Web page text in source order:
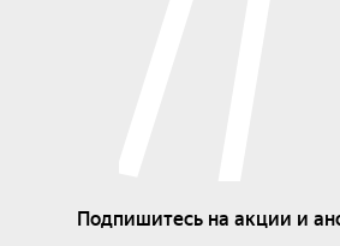
Подпишитесь на акции и